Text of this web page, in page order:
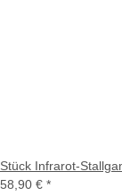
Stück Infrarot-
58,90 € *